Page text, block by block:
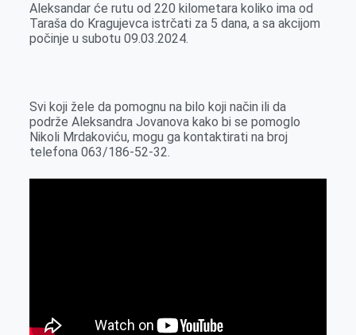
Aleksandar će rutu od 220 kilometara koliko ima od
Taraša do Kragujevca istrčati za 5 dana, a sa akcijom
počinje u subotu 09.03.2024.
Svi koji žele da pomognu na bilo koji način ili da
podrže Aleksandra Jovanova kako bi se pomoglo
Nikoli Mrdakoviću, mogu ga kontaktirati na broj
telefona 063/186-52-32.